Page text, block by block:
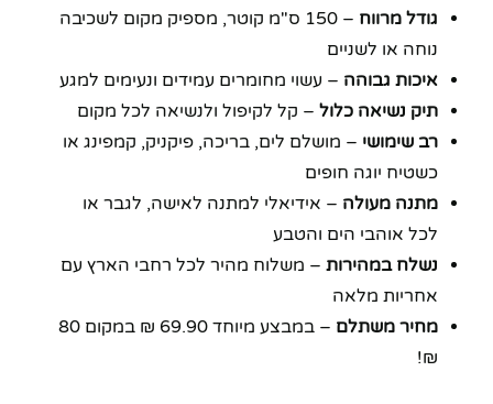
גודל מרווח
– 150 ס"מ קוטר, מספיק מקום לשכיבה
נוחה או לשניים
איכות גבוהה – עשוי מחומרים עמידים ונעימים למגע
תיק נשיאה כלול – קל לקיפול ולנשיאה לכל מקום
רב שימושי – מושלם לים, בריכה, פיקניק, קמפינג או
כשטיח יוגה חופים
מתנה מעולה – אידיאלי למתנה לאישה, לגבר או
לכל אוהבי הים והטבע
נשלח במהירות – משלוח מהיר לכל רחבי הארץ עם
אחריות מלאה
מחיר משתלם
– במבצע מיוחד 69.90 ₪ במקום 80
₪!